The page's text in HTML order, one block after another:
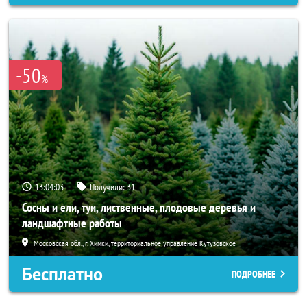
-50%
13:04:01 Получили:31
Сосны и ели, туи, лиственные, плодовые деревья и
ландшафтные работы
Московская обл., г. Химки, территориальное управление Кутузовское
Бесплатно ПОДРОБНЕЕ